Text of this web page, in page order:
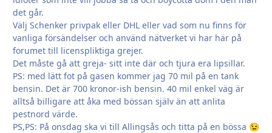
det går.
Välj Schenker privpak eller DHL eller vad som nu finns för
vanliga försändelser och använd nätverket vi har här på
forumet till licenspliktiga grejer.
Det måste gå att greja- sitt inte där och tjura era lipsillar.
PS: med lätt fot på gasen kommer jag 70 mil på en tank
bensin. Det är 700 kronor-ish bensin. 40 mil enkel väg är
alltså billigare att åka med bössan själv än att anlita
pestnord värde.
PS,PS: På onsdag ska vi till Allingsås och titta på en bössa 😉